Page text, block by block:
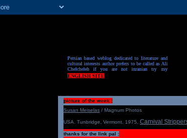
Persian based weblog dedicated to literature and
cultural interests author prefers to be called as Ali
Chelcheleh if you are not inranian try my
ENGLISH SITE
picture of the week :
Susan Meiselas / Magnum Photos
USA. Tunbridge, Vermont. 1975 Carnival
thanks for the link pal :